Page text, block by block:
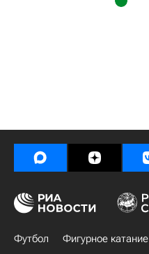
Футбол Фигурное катание